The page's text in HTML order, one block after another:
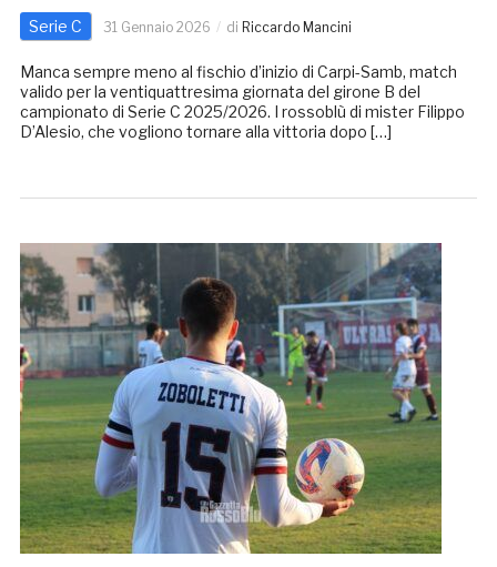
Serie C 31 Gennaio 2026 di Riccardo Mancini
Manca sempre meno al fischio d’inizio di Carpi-Samb, match
valido per la ventiquattresima giornata del girone B del
campionato di Serie C 2025/2026. I rossoblù di mister Filippo
D’Alesio, che vogliono tornare alla vittoria dopo […]